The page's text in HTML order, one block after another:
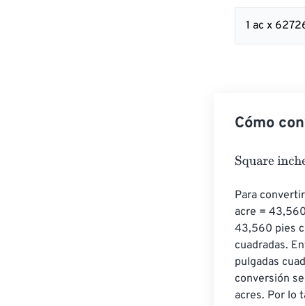
1 ac x
Cómo
Square inches
Para
acre =
43,560 pies
cuadradas.
pulgadas
conversión
acres. Por lo